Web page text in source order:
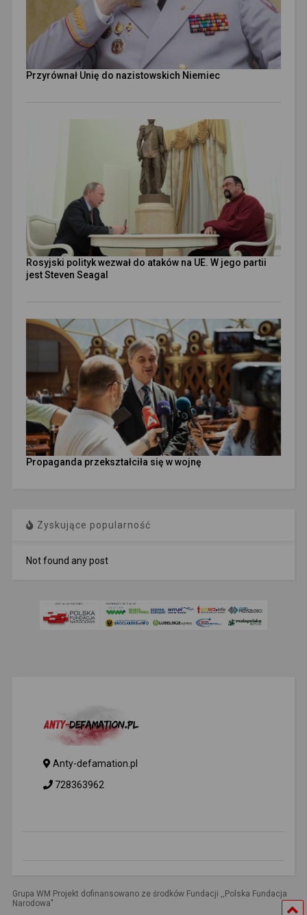
Przyrównał Unię do nazistowskich Niemiec
Rosyjski polityk wezwał do ataków na UE. W jego partii
jest Steven Seagal
Propaganda przekształciła się w wojnę
Zyskujące popularność
Not found any post
Anty-defamation.pl
728363962
Grupa WM Projekt dofinansowano ze środków Fundacji ,,Polska Fundacja
Narodowa"